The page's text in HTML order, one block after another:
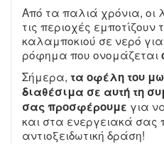
Από τα παλιά χρόνια, οι
τις περιοχές εμποτίζουν
καλαμποκιού σε νερό
ρόφημα που ονομάζεται
Σήμερα, τα οφέλη του
διαθέσιμα σε αυτή τη
σας προσφέρουμε για
και στα ενεργειακά σας
αντιοξειδωτική δράση!